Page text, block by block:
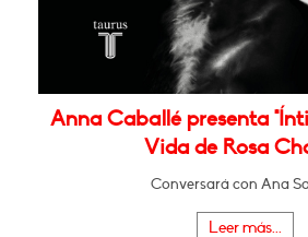
Anna Caballé presenta
Vida de Rosa
Conversará con Ana
Leer más...